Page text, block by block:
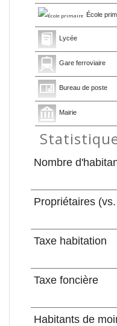
École
Lycée
Gare ferroviaire
Bureau de poste
Mairie
Nombre
Propriétaires
Taxe habitation
Taxe foncière
Habitants de